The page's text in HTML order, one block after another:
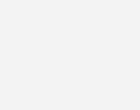
Ahorn und
der Beethovenstraße
mit Roland von